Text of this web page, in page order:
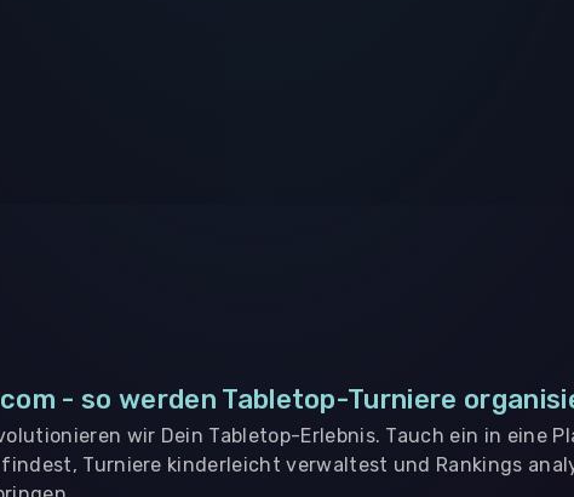
- so werden Tabletop-Turniere
wir Dein Tabletop-Erlebnis. Tauch ein in eine
Turniere kinderleicht verwaltest und Rankings